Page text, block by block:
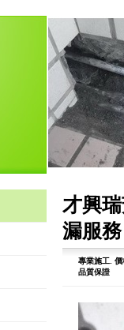
才興
漏服務
專業施工. 價
品質保證